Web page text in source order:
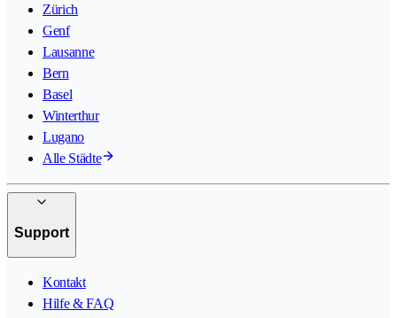
Zürich
Genf
Lausanne
Bern
Basel
Winterthur
Lugano
Alle Städte
Support
Kontakt
Hilfe & FAQ